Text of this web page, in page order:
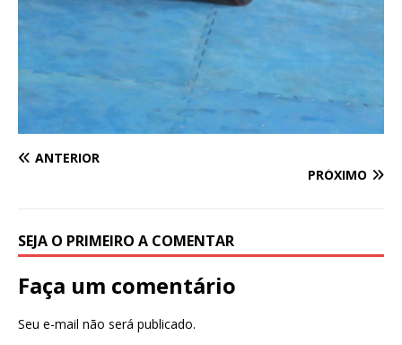
ANTERIOR
PRÓXIMO
SEJA O PRIMEIRO A COMENTAR
Faça um comentário
Seu e-mail não será publicado.